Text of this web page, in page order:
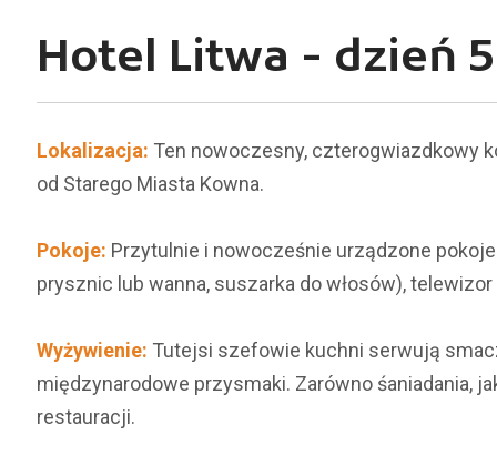
Hotel Litwa - dzień
Lokalizacja: Ten nowoczesny, czterogwiazdkowy
od Starego Miasta Kowna.
Pokoje: Przytulnie i nowocześnie urządzone
prysznic lub wanna, suszarka do włosów),
Wyżywienie: Tutejsi szefowie kuchni serwują
międzynarodowe przysmaki. Zarówno śaniadania,
restauracji.